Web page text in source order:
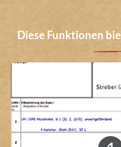
Diese Funktionen